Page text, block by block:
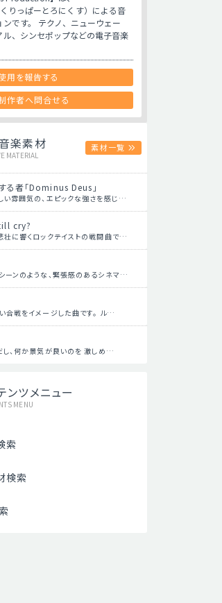
りっぱーとろにくす）による音
です。 テクノ、ニューウェー
、シンセポップなどの電子音楽
用を報告する
作者へ問合せる
楽素材
MATERIAL
素材一覧
る者「Dominus Deus」
い雰囲気の、エピックな強さを感じ…
cry?
壮に響くロックテイストの戦闘曲で…
ーンのような、緊張感のあるシネマ…
合戦をイメージした曲です。 ル…
し、何か景気が良いのを 激しめ…
ンツメニュー
MENU
索
検索